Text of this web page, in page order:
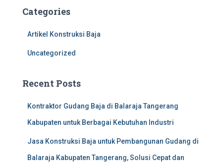
h
Categories
Artikel Konstruksi Baja
Uncategorized
Recent Posts
Kontraktor Gudang Baja di Balaraja Tangerang
Kabupaten untuk Berbagai Kebutuhan Industri
Jasa Konstruksi Baja untuk Pembangunan Gudang di
Balaraja Kabupaten Tangerang, Solusi Cepat dan